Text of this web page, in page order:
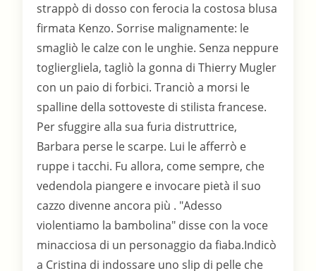
strappò di dosso con ferocia la costosa blusa
firmata Kenzo. Sorrise malignamente: le
smagliò le calze con le unghie. Senza neppure
togliergliela, tagliò la gonna di Thierry Mugler
con un paio di forbici. Tranciò a morsi le
spalline della sottoveste di stilista francese.
Per sfuggire alla sua furia distruttrice,
Barbara perse le scarpe. Lui le afferrò e
ruppe i tacchi. Fu allora, come sempre, che
vedendola piangere e invocare pietà il suo
cazzo divenne ancora più . "Adesso
violentiamo la bambolina" disse con la voce
minacciosa di un personaggio da fiaba.Indicò
a Cristina di indossare uno slip di pelle che